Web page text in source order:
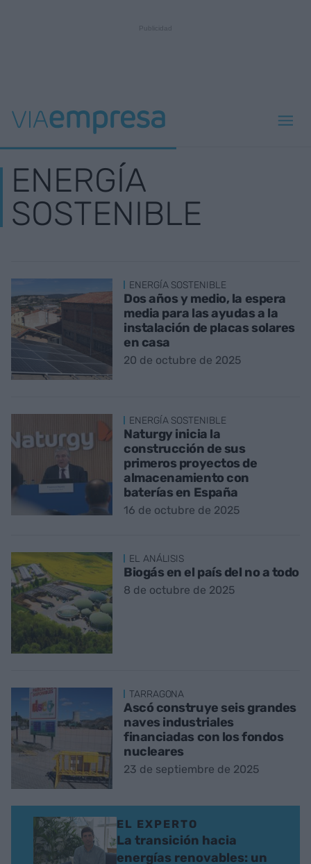
ENERGÍA
SOSTENIBLE
ENERGÍA SOSTENIBLE
Dos años y medio, la espera
media para las ayudas a la
instalación de placas solares
en casa
20 de octubre de 2025
ENERGÍA SOSTENIBLE
Naturgy inicia la
construcción de sus
primeros proyectos de
almacenamiento con
baterías en España
16 de octubre de 2025
EL ANÁLISIS
Biogás en el país del no a todo
8 de octubre de 2025
TARRAGONA
Ascó construye seis grandes
naves industriales
financiadas con los fondos
nucleares
23 de septiembre de 2025
EL EXPERTO
La transición hacia
energías renovables: un